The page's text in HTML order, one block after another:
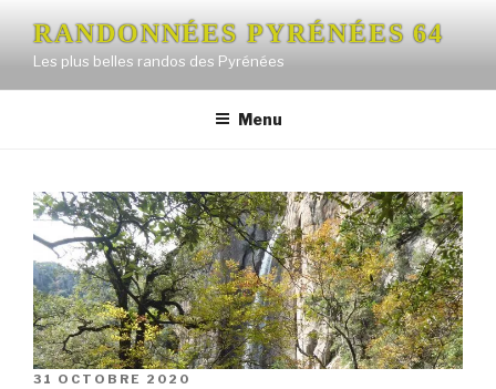
contenu
principal
RANDONNÉES PYRÉNÉES 64
Les plus belles randos des Pyrénées
Menu
PUBLIÉ
31 OCTOBRE 2020